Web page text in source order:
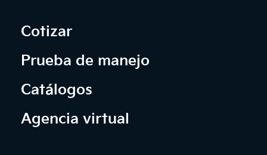
Cotizar
Prueba de manejo
Catálogos
Agencia virtual